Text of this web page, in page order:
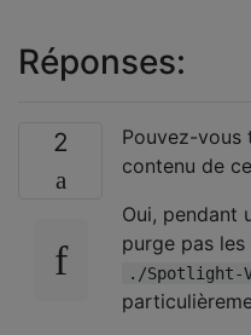
Réponses:
2
Pouvez-vous
contenu de
Oui, pendant
purge pas
./Spotlight-